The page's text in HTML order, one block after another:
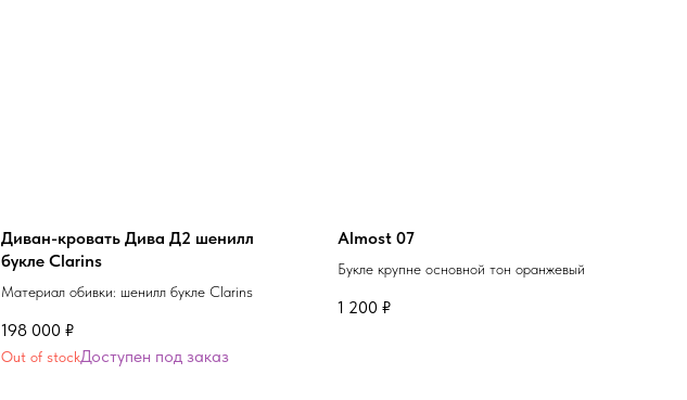
Диван-кровать Дива Д2 шенилл
букле Clarins
Материал обивки: шенилл букле Clarins
198 000 ₽
Out of stock
Almost 07
Букле крупне основной тон оранжевый
1 200 ₽